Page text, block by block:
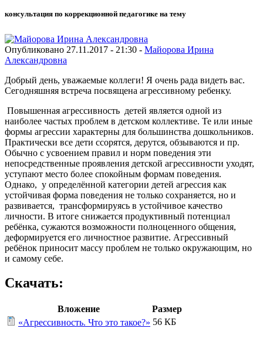
консультация по коррекционной педагогике на тему
Опубликовано 27.11.2017 - 21:30 - Майорова Ирина
Александровна
Добрый день, уважаемые коллеги! Я очень рада видеть вас.
Сегодняшняя встреча посвящена агрессивному ребенку.
Повышенная агрессивность детей является одной из
наиболее частых проблем в детском коллективе. Те или иные
формы агрессии характерны для большинства дошкольников.
Практически все дети ссорятся, дерутся, обзываются и пр.
Обычно с усвоением правил и норм поведения эти
непосредственные проявления детской агрессивности уходят,
уступают место более спокойным формам поведения.
Однако, у определённой категории детей агрессия как
устойчивая форма поведения не только сохраняется, но и
развивается, трансформируясь в устойчивое качество
личности. В итоге снижается продуктивный потенциал
ребёнка, сужаются возможности полноценного общения,
деформируется его личностное развитие. Агрессивный
ребёнок приносит массу проблем не только окружающим, но
и самому себе.
Скачать:
Вложение
Размер
«Агрессивность. Что это такое?» 56 КБ